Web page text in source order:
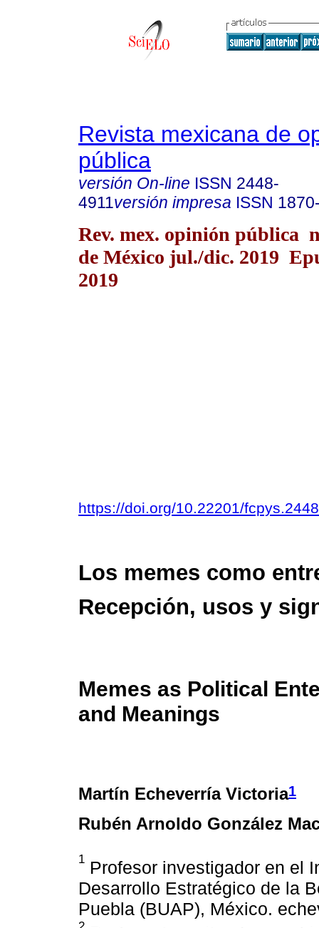
Revista mexicana de
pública
versión On-line ISSN 2448-
4911versión impresa ISSN
Rev. mex. opinión pública
de México jul./dic. 2019
2019
https://doi.org/10.22201/
Los memes como
Recepción, usos y
Memes as Political
and Meanings
Martín Echeverría Victoria1
Rubén Arnoldo González
1 Profesor investigador en el
Desarrollo Estratégico de la
Puebla (BUAP), México.